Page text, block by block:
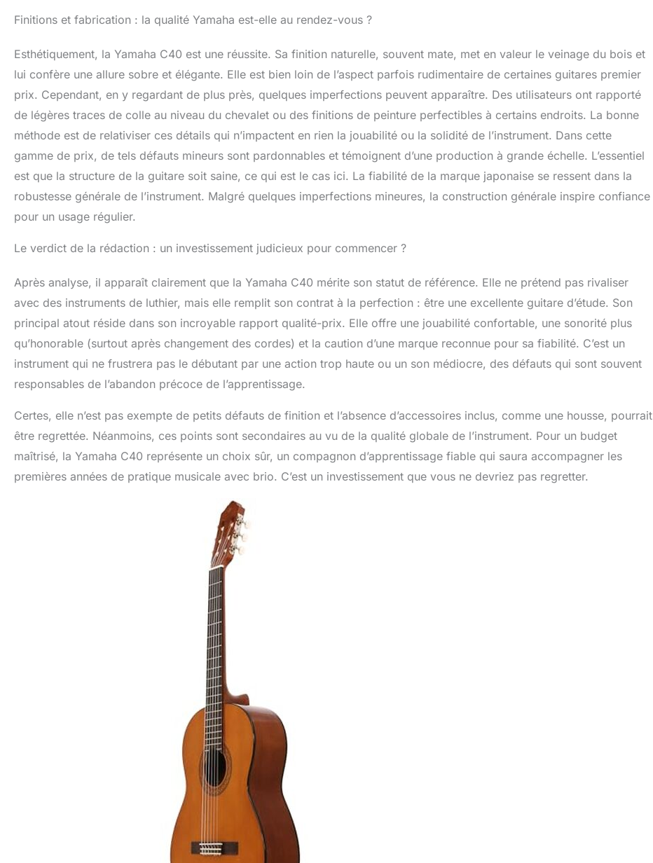
Finitions et fabrication : la qualité Yamaha est-elle au rendez-vous ?
Esthétiquement, la Yamaha C40 est une réussite. Sa finition naturelle, souvent mate, met en valeur le veinage du bois et
lui confère une allure sobre et élégante. Elle est bien loin de l’aspect parfois rudimentaire de certaines guitares premier
prix. Cependant, en y regardant de plus près, quelques imperfections peuvent apparaître. Des utilisateurs ont rapporté
de légères traces de colle au niveau du chevalet ou des finitions de peinture perfectibles à certains endroits. La bonne
méthode est de relativiser ces détails qui n’impactent en rien la jouabilité ou la solidité de l’instrument. Dans cette
gamme de prix, de tels défauts mineurs sont pardonnables et témoignent d’une production à grande échelle. L’essentiel
est que la structure de la guitare soit saine, ce qui est le cas ici. La fiabilité de la marque japonaise se ressent dans la
robustesse générale de l’instrument. Malgré quelques imperfections mineures, la construction générale inspire confiance
pour un usage régulier.
Le verdict de la rédaction : un investissement judicieux pour commencer ?
Après analyse, il apparaît clairement que la Yamaha C40 mérite son statut de référence. Elle ne prétend pas rivaliser
avec des instruments de luthier, mais elle remplit son contrat à la perfection : être une excellente guitare d’étude. Son
principal atout réside dans son incroyable rapport qualité-prix. Elle offre une jouabilité confortable, une sonorité plus
qu’honorable (surtout après changement des cordes) et la caution d’une marque reconnue pour sa fiabilité. C’est un
instrument qui ne frustrera pas le débutant par une action trop haute ou un son médiocre, des défauts qui sont souvent
responsables de l’abandon précoce de l’apprentissage.
Certes, elle n’est pas exempte de petits défauts de finition et l’absence d’accessoires inclus, comme une housse, pourrait
être regrettée. Néanmoins, ces points sont secondaires au vu de la qualité globale de l’instrument. Pour un budget
maîtrisé, la Yamaha C40 représente un choix sûr, un compagnon d’apprentissage fiable qui saura accompagner les
premières années de pratique musicale avec brio. C’est un investissement que vous ne devriez pas regretter.